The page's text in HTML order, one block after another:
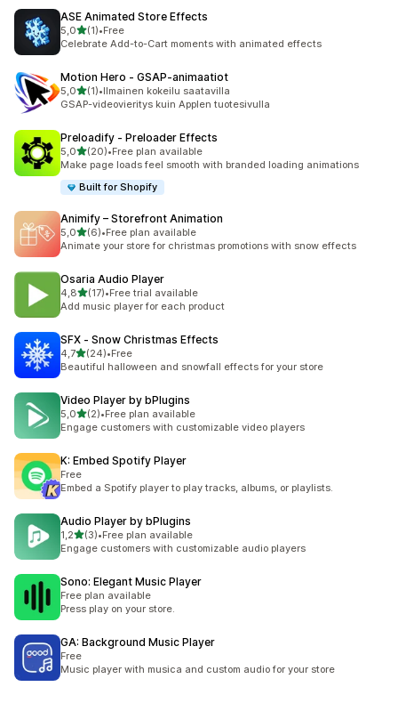
ASE Animated Store Effects
5,0/ 5 tähteä
(1)
1 arvostelua yhteensä
•Free
Celebrate Add-to-Cart moments with animated effects
Motion Hero ‑ GSAP‑animaatiot
5,0/ 5 tähteä
(1)
1 arvostelua yhteensä
•Ilmainen kokeilu saatavilla
GSAP-videovieritys kuin Applen tuotesivulla
Preloadify ‑ Preloader Effects
5,0/ 5 tähteä
(20)
20 arvostelua yhteensä
•Free plan available
Make page loads feel smooth with branded loading animations
Built for Shopify
Animify – Storefront Animation
5,0/ 5 tähteä
(6)
6 arvostelua yhteensä
•Free plan available
Animate your store for christmas promotions with snow effects
Osaria Audio Player
4,8/ 5 tähteä
(17)
17 arvostelua yhteensä
•Free trial available
Add music player for each product
SFX ‑ Snow Christmas Effects
4,7/ 5 tähteä
(24)
24 arvostelua yhteensä
•Free
Beautiful halloween and snowfall effects for your store
Video Player by bPlugins
5,0/ 5 tähteä
(2)
2 arvostelua yhteensä
•Free plan available
Engage customers with customizable video players
K: Embed Spotify Player
Free
Embed a Spotify player to play tracks, albums, or playlists.
Audio Player by bPlugins
1,2/ 5 tähteä
(3)
3 arvostelua yhteensä
•Free plan available
Engage customers with customizable audio players
Sono: Elegant Music Player
Free plan available
Press play on your store.
GA: Background Music Player
Free
Music player with musica and custom audio for your store